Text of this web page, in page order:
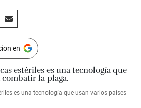
en
es una tecnología que usan varios países